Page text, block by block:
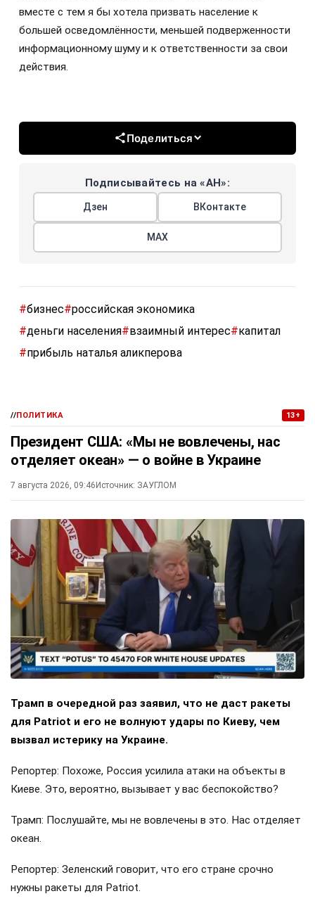
вместе с тем я бы хотела призвать население к
большей осведомлённости, меньшей подверженности
информационному шуму и к ответственности за свои
действия.
Поделиться
Подписывайтесь на «АН»:
Дзен ВКонтакте
МАХ
#бизнес#российская экономика
#деньги населения#взаимный интерес#капитал
#прибыль наталья аликперова
//ПОЛИТИКА 13+
Президент США: «Мы не вовлечены, нас
отделяет океан» — о войне в Украине
7 августа 2026, 09:46Источник: ЗАУГЛОМ
Трамп в очередной раз заявил, что не даст ракеты
для Patriot и его не волнуют удары по Киеву, чем
вызвал истерику на Украине.
Репортер: Похоже, Россия усилила атаки на объекты в
Киеве. Это, вероятно, вызывает у вас беспокойство?
Трамп: Послушайте, мы не вовлечены в это. Нас отделяет
океан.
Репортер: Зеленский говорит, что его стране срочно
нужны ракеты для Patriot.